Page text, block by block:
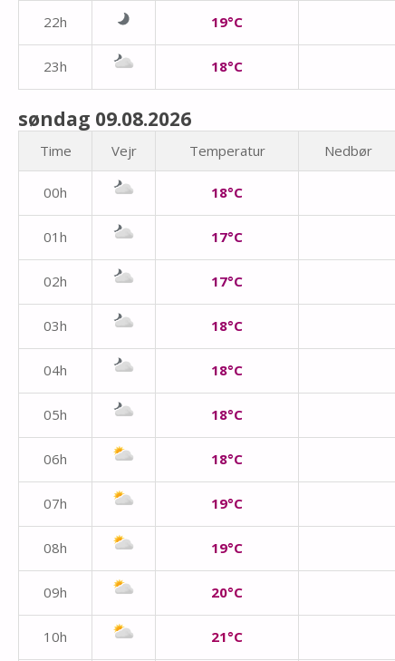
22h 19°C
23h 18°C
søndag 09.08.2026
Time Vejr Temperatur Nedbør
00h 18°C
01h 17°C
02h 17°C
03h 18°C
04h 18°C
05h 18°C
06h 18°C
07h 19°C
08h 19°C
09h 20°C
10h 21°C